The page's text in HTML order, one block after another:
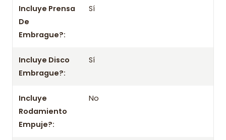
- Mejora el rendimiento y la confiabilidad con este kit.
- No olvides consultar la aplicación con tu chasis o datos del
vehículo.
Incluye Prensa
De
Embrague?:
Sí
Incluye Disco
Embrague?:
Sí
Incluye
Rodamiento
Empuje?:
No